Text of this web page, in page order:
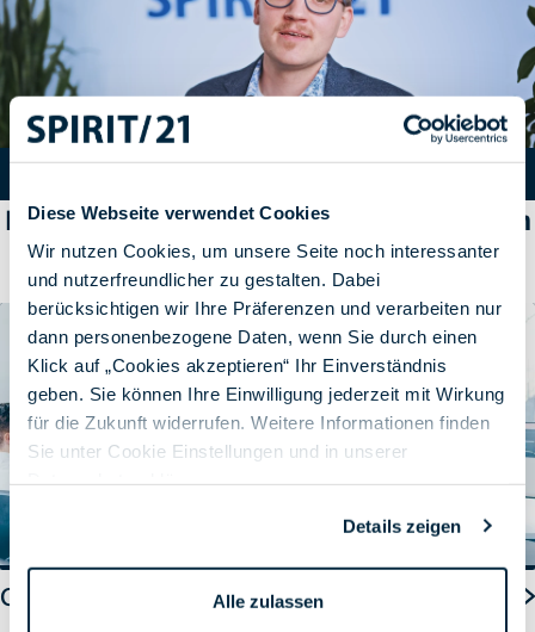
Diese Webseite verwendet Cookies
Wir nutzen Cookies, um unsere Seite noch interessanter
und nutzerfreundlicher zu gestalten. Dabei
berücksichtigen wir Ihre Präferenzen und verarbeiten nur
dann personenbezogene Daten, wenn Sie durch einen
Klick auf „Cookies akzeptieren“ Ihr Einverständnis
geben. Sie können Ihre Einwilligung jederzeit mit Wirkung
für die Zukunft widerrufen. Weitere Informationen finden
Sie unter Cookie Einstellungen und in unserer
Details zeigen
Alle zulassen
Erfahre mehr über unseren individuellen
Beratungsansatz
Consulting